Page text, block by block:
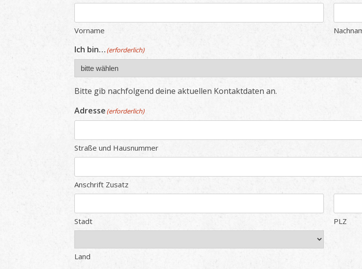
Vorname
Ich bin… (erforderlich)
Bitte gib nachfolgend deine aktuellen Kontaktdaten an.
Adresse (erforderlich)
Straße und Hausnummer
Anschrift Zusatz
Stadt PLZ
Land